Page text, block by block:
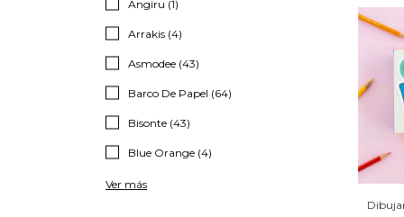
Angiru (1)
Arrakis (4)
Asmodee (43)
Barco De Papel (64)
Bisonte (43)
Blue Orange (4)
Ver más